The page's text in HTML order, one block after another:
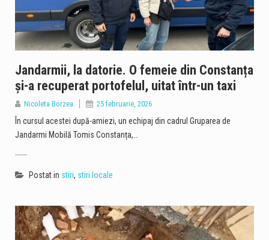
Jandarmii, la datorie. O femeie din Constanța
și-a recuperat portofelul, uitat într-un taxi
Nicoleta Borzea 25 februarie, 2026
În cursul acestei după-amiezi, un echipaj din cadrul Gruparea de
Jandarmi Mobilă Tomis Constanța,…
Postat in stiri, stiri locale